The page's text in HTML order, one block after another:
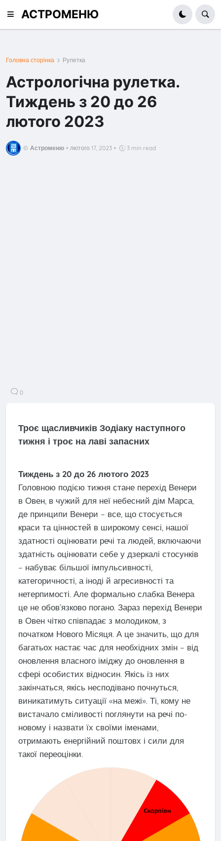
АСТРОМЕНЮ
Головна сторінка Рулетка
Астрологічна рулетка.
Тиждень з 20 до 26
лютого 2023
© Астроменю • лютого 17, 2023 • 3 min read
0
Троє щасливчиків Зодіаку наступного
тижня і троє на лаві запасних
Тиждень з 20 до 26 лютого 2023
Головною подією тижня стане перехід Венери
в Овен, в чужий для неї небесний дім Марса,
де принципи Венери – все, що стосується
краси та цінностей в широкому сенсі, нашої
здатності оцінювати речі та людей, включаючи
здатність оцінювати себе у дзеркалі стосунків
– набуває більшої імпульсивності,
категоричності, а іноді й агресивності та
нетерпимості. Але формально слабка Венера
це не обов’язково погано. Зараз перехід Венери
в Овен чітко співпадає з молодиком, з
початком Нового Місяця. А це значить, що для
багатьох настає час для необхідних змін – від
оновлення власного іміджу до оновлення в
сфері особистих відносин. Якісь із них
закінчаться, якісь несподівано почнуться,
виникатимуть ситуації «на межі». Ті, кому не
вистачало сміливості поглянути на речі по-
новому і назвати їх своїми іменами,
отримають енергійний поштовх і сили для
такої переоцінки.